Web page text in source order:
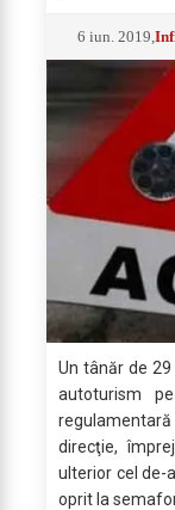
6 iun. 2019 ,
Un tânăr de
autoturism
direcţie,
ulterior cel de-
oprit la